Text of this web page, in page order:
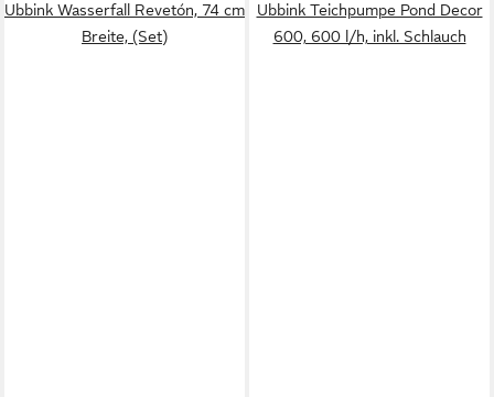
Ubbink Wasserfall Revetón, 74 cm
Breite, (Set)
Ubbink Teichpumpe Pond Decor
600, 600 l/h, inkl. Schlauch